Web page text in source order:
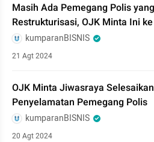
Masih Ada Pemegang Polis
Restrukturisasi, OJK Minta Ini
kumparanBISNIS
21 Agt 2024
OJK Minta Jiwasraya Selesaikan
Penyelamatan Pemegang Polis
kumparanBISNIS
20 Agt 2024